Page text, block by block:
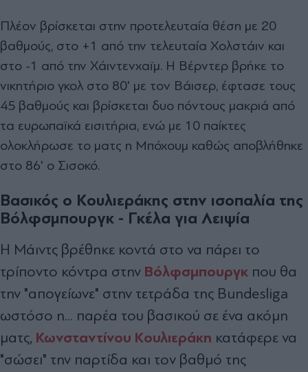
Πλέον βρίσκεται στην προτελευταία θέση με 20
βαθμούς, στο +1 από την τελευταία Χολστάιν και
στο -1 από την Χάιντενχαϊμ. Η Βέρντερ βρήκε το
νικητήριο γκολ στο 80' με τον Βάισερ, έφτασε τους
45 βαθμούς και βρίσκεται δυο πόντους μακριά από
τα ευρωπαϊκά εισιτήρια, ενώ με 10 παίκτες
ολοκλήρωσε το ματς η Μπόχουμ καθώς αποβλήθηκε
στο 86' ο Σισοκό.
Βασικός ο Κουλιεράκης στην ισοπαλία της
Βόλφσμπουργκ - Γκέλα για Λειψία
Η Μάιντς βρέθηκε κοντά στο να πάρει το
τρίποντο κόντρα στην Βόλφσμπουργκ που θα
την "απογείωνε" στην τετράδα της Bundesliga
ωστόσο η... παρέα του βασικού σε ένα ακόμη
ματς, Κωνσταντίνου Κουλιεράκη κατάφερε να
"σώσει" την παρτίδα και τον βαθμό της